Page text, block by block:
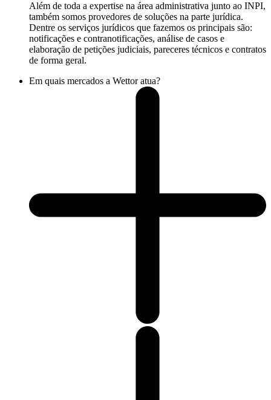
Além de toda a expertise na área administrativa junto ao INPI,
também somos provedores de soluções na parte jurídica.
Dentre os serviços jurídicos que fazemos os principais são:
notificações e contranotificações, análise de casos e
elaboração de petições judiciais, pareceres técnicos e contratos
de forma geral.
Em quais mercados a Wettor atua?